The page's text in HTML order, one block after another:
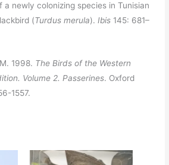
newly colonizing species in Tunisian
(Turdus merula).Ibis 145: 681–
1998. The Birds of the Western
Volume 2. Passerines. Oxford
1557.